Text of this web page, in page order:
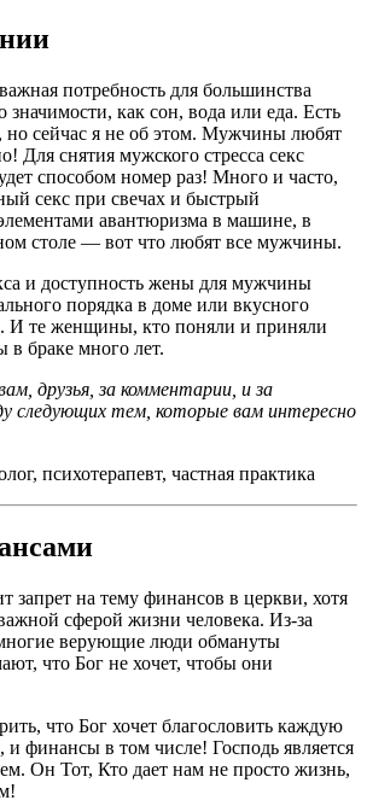
потребность для большинства
как сон, вода или еда. Есть
но сейчас я не об этом. Мужчины любят
Для снятия мужского стресса секс
способом номер раз! Много и часто,
секс при свечах и быстрый
авантюризма в машине, в
столе — вот что любят все мужчины.
и доступность жены для мужчины
порядка в доме или вкусного
И те женщины, кто поняли и приняли
в браке много лет.
друзья, за комментарии, и за
следующих тем, которые вам интересно
психотерапевт, частная практика
запрет на тему финансов в церкви, хотя
сферой жизни человека. Из-за
верующие люди обмануты
что Бог не хочет, чтобы они
что Бог хочет благословить каждую
финансы в том числе! Господь является
Он Тот, Кто дает нам не просто жизнь,